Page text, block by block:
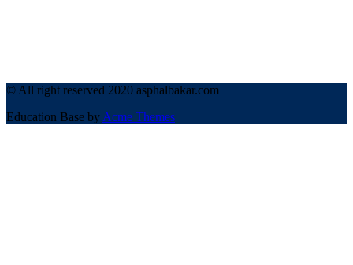
© All right reserved 2020 asphalbakar.com
Education Base by Acme Themes